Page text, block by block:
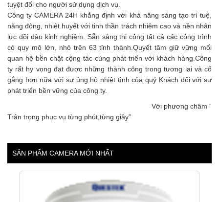
tuyệt đối cho người sử dụng dịch vụ.
Công ty CAMERA 24H khẳng định với khả năng sáng tạo trí tuệ,
năng động, nhiệt huyết với tinh thần trách nhiệm cao và nền nhân
lực dồi dào kinh nghiệm. Sẵn sàng thi công tất cả các công trình
có quy mô lớn, nhỏ trên 63 tỉnh thành.Quyết tâm giữ vững mối
quan hệ bền chặt cộng tác cùng phát triển với khách hàng.Công
ty rất hy vọng đạt được những thành công trong tương lai và cố
gắng hơn nữa với sự ủng hộ nhiệt tình của quý Khách đối với sự
phát triển bền vững của công ty.
Với phương châm “
Trân trọng phục vụ từng phút,từng giây”
SẢN PHẨM CAMERA MỚI NHẤT